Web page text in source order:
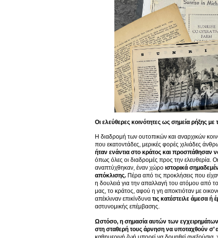
Οι ελεύθερες κοινότητες ως σημεία ρήξης με
Η διαδρομή των ουτοπικών και αναρχικών
που εκατοντάδες, μερικές φορές χιλιάδες
ήταν ενάντια στο κράτος και προσπάθησαν
όπως όλες οι διαδρομές προς την ελευθερία.
αναπτύχθηκαν, έναν χώρο ιστορικά
απόκλισης. Πέρα από τις προκλήσεις που
η δουλειά για την απαλλαγή του ατόμου από το
μας, το κράτος, αφού η γη αποκτιόταν με
απέκλιναν επικίνδυνα τις κατέστειλε άμεσα ή
αστυνομικής επέμβασης.
Ωστόσο, η σημασία αυτών των εγχειρημάτων
στη σταθερή τους άρνηση να υποταχθούν σ’